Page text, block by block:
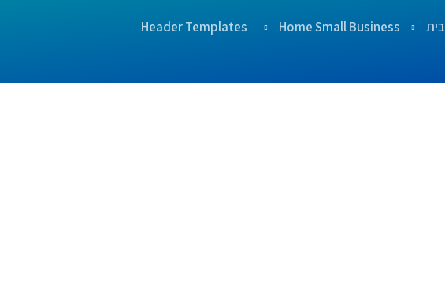
בית Header Templates Home Small Business